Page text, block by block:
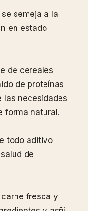
semeja a la
en estado
de cereales
de proteínas
las necesidades
forma natural.
todo aditivo
de
carne fresca y